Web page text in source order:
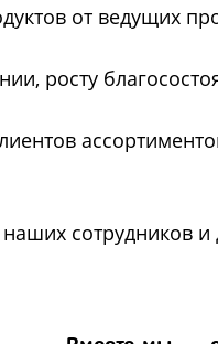
от ведущих
росту
сотрудников